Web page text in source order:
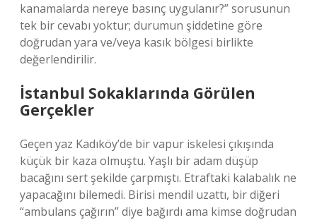
kanamalarda nereye basınç uygulanır?” sorusunun
tek bir cevabı yoktur; durumun şiddetine göre
doğrudan yara ve/veya kasık bölgesi birlikte
değerlendirilir.
İstanbul Sokaklarında Görülen
Gerçekler
Geçen yaz Kadıköy’de bir vapur iskelesi çıkışında
küçük bir kaza olmuştu. Yaşlı bir adam düşüp
bacağını sert şekilde çarpmıştı. Etraftaki kalabalık ne
yapacağını bilemedi. Birisi mendil uzattı, bir diğeri
“ambulans çağırın” diye bağırdı ama kimse doğrudan